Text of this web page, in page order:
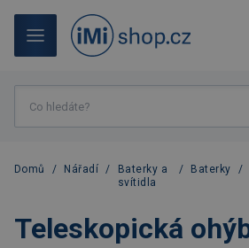
Domů / Nářadí /
Baterky a
svítidla
/ Baterky /
Teleskopická